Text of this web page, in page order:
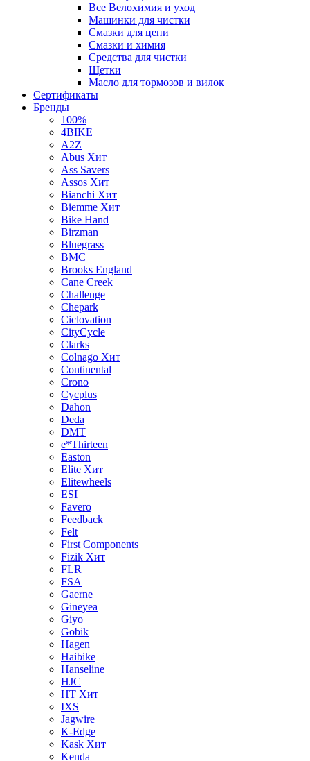
Все Велохимия и уход
Машинки для чистки
Смазки для цепи
Смазки и химия
Средства для чистки
Щетки
Масло для тормозов и вилок
Сертификаты
Бренды
100%
4BIKE
A2Z
Abus Хит
Ass Savers
Assos Хит
Bianchi Хит
Biemme Хит
Bike Hand
Birzman
Bluegrass
BMC
Brooks England
Cane Creek
Challenge
Chepark
Ciclovation
CityCycle
Clarks
Colnago Хит
Continental
Crono
Cycplus
Dahon
Deda
DMT
e*Thirteen
Easton
Elite Хит
Elitewheels
ESI
Favero
Feedback
Felt
First Components
Fizik Хит
FLR
FSA
Gaerne
Gineyea
Giyo
Gobik
Hagen
Haibike
Hanseline
HJC
HT Хит
IXS
Jagwire
K-Edge
Kask Хит
Kenda